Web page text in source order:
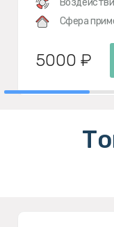
Сфера
5000 ₽